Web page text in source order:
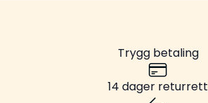
Trygg betaling
14 dager returrett